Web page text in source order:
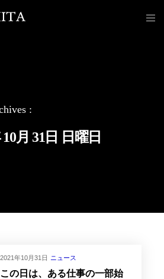
:
10月 31日 日曜日
2021年10月31日 ニュース
この日は、ある仕事の一部始